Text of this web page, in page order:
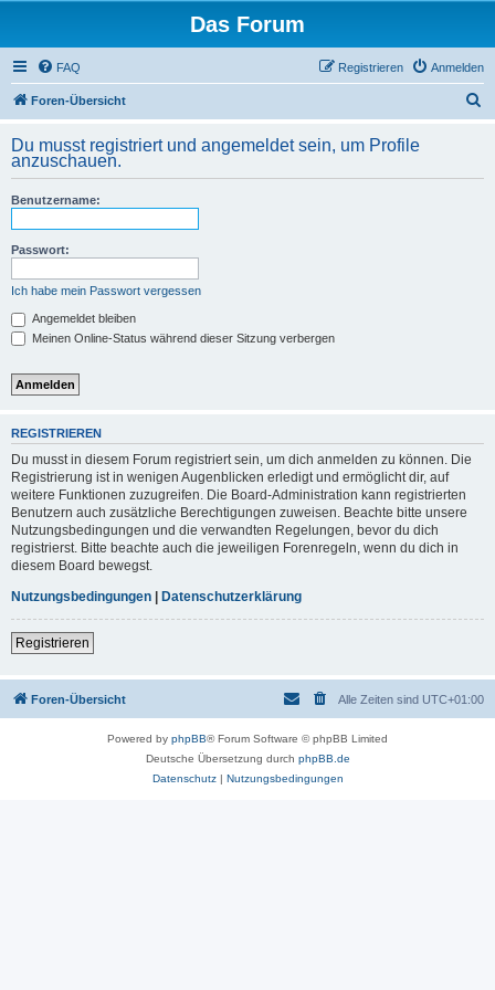
Das Forum
FAQ Anmelden
Registrieren
Foren-Übersicht
h
Du musst registriert und angemeldet sein, um Profile
anzuschauen.
Benutzername:
Passwort:
Ich habe mein Passwort vergessen
Angemeldet bleiben
Meinen Online-Status während dieser Sitzung verbergen
REGISTRIEREN
Du musst in diesem Forum registriert sein, um dich anmelden zu können. Die
Registrierung ist in wenigen Augenblicken erledigt und ermöglicht dir, auf
weitere Funktionen zuzugreifen. Die Board-Administration kann registrierten
Benutzern auch zusätzliche Berechtigungen zuweisen. Beachte bitte unsere
Nutzungsbedingungen und die verwandten Regelungen, bevor du dich
registrierst. Bitte beachte auch die jeweiligen Forenregeln, wenn du dich in
diesem Board bewegst.
Nutzungsbedingungen | Datenschutzerklärung
Registrieren
Foren-Übersicht Alle Zeiten sind UTC+01:00
Powered by phpBB® Forum Software © phpBB Limited
Deutsche Übersetzung durch phpBB.de
Datenschutz| Nutzungsbedingungen